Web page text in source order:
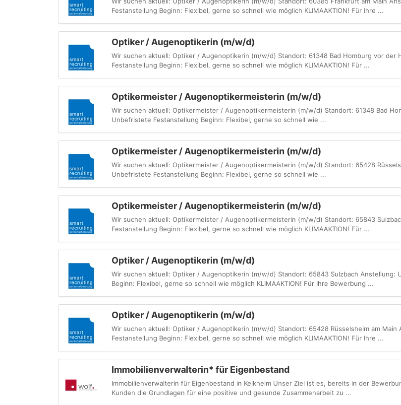
Festanstellung Beginn: Flexibel, gerne so schnell wie möglich KLIMAAKTION! Für Ihre ...
Optiker / Augenoptikerin (m/w/d)
Wir suchen aktuell: Optiker / Augenoptikerin (m/w/d) Standort: 61348 Bad Homburg vor der
Festanstellung Beginn: Flexibel, gerne so schnell wie möglich KLIMAAKTION! Für ...
Optikermeister / Augenoptikermeisterin (m/w/d)
Wir suchen aktuell: Optikermeister / Augenoptikermeisterin (m/w/d) Standort: 61348 Bad
Unbefristete Festanstellung Beginn: Flexibel, gerne so schnell wie ...
Optikermeister / Augenoptikermeisterin (m/w/d)
Wir suchen aktuell: Optikermeister / Augenoptikermeisterin (m/w/d) Standort: 65428
Unbefristete Festanstellung Beginn: Flexibel, gerne so schnell wie ...
Optikermeister / Augenoptikermeisterin (m/w/d)
Wir suchen aktuell: Optikermeister / Augenoptikermeisterin (m/w/d) Standort: 65843
Festanstellung Beginn: Flexibel, gerne so schnell wie möglich KLIMAAKTION! Für ...
Optiker / Augenoptikerin (m/w/d)
Wir suchen aktuell: Optiker / Augenoptikerin (m/w/d) Standort: 65843 Sulzbach Anstellung:
Beginn: Flexibel, gerne so schnell wie möglich KLIMAAKTION! Für Ihre Bewerbung ...
Optiker / Augenoptikerin (m/w/d)
Wir suchen aktuell: Optiker / Augenoptikerin (m/w/d) Standort: 65428 Rüsselsheim am
Festanstellung Beginn: Flexibel, gerne so schnell wie möglich KLIMAAKTION! Für Ihre ...
Immobilienverwalterin* für Eigenbestand
Immobilienverwalterin für Eigenbestand in Kelkheim Unser Ziel ist es, bereits in der
Kunden die Grundlagen für eine positive und gesunde Zusammenarbeit zu ...